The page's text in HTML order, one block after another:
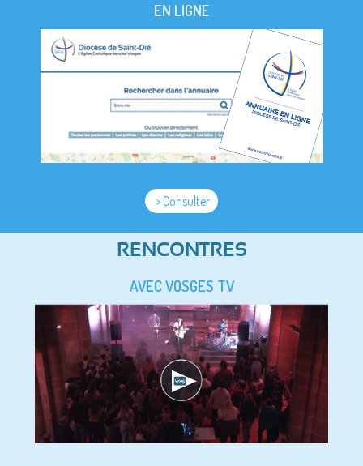
EN LIGNE
> Consulter
RENCONTRES
AVEC VOSGES TV